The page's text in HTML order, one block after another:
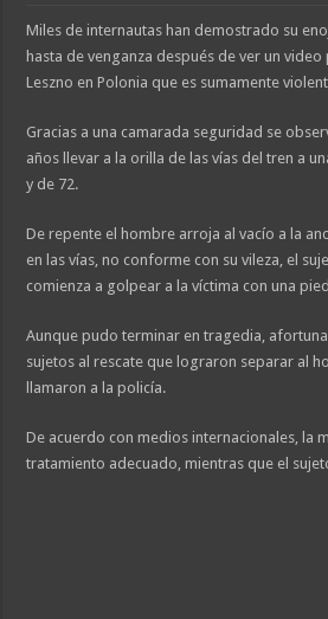
Miles de internautas han demostrado su
hasta de venganza después de ver un
Leszno en Polonia que es sumamente
Gracias a una camarada seguridad se
años llevar a la orilla de las vías del tren a
y de 72.
De repente el hombre arroja al vacío a la
en las vías, no conforme con su vileza, el
comienza a golpear a la víctima con una
Aunque pudo terminar en tragedia,
sujetos al rescate que lograron separar al
llamaron a la policía.
De acuerdo con medios internacionales, la
tratamiento adecuado, mientras que el